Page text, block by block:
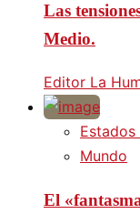
Las
Medio.
Editor La
Mundo
El